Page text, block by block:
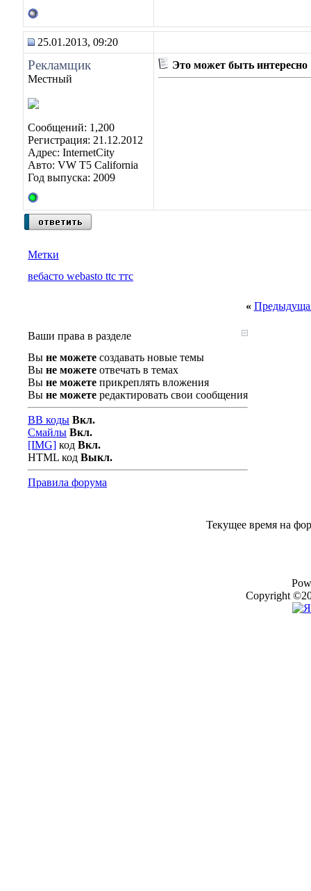
25.01.2013, 09:20
Рекламщик
Местный
Сообщений: 1,200
Регистрация: 21.12.2012
Адрес: InternetCity
Авто: VW T5 California
Год выпуска: 2009
Это может быть интересно
Метки
вебасто webasto ttc ттс
«
Ваши права в разделе
Вы не можете создавать новые темы
Вы не можете отвечать в темах
Вы не можете прикреплять вложения
Вы не можете редактировать свои сообщения
BB коды Вкл.
Смайлы Вкл.
[IMG] код Вкл.
HTML код Выкл.
Правила форума
Текущее время на
Copyright